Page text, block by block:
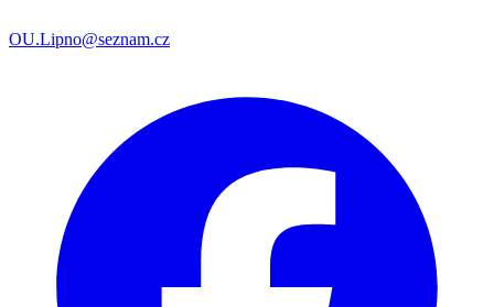
OU.Lipno@seznam.cz